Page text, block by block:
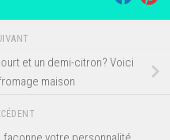
et un demi-citron? Voici
maison